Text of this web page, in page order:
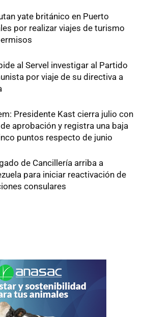
yate británico en Puerto
por realizar viajes de turismo
al Servel investigar al Partido
por viaje de su directiva a
Presidente Kast cierra julio con
aprobación y registra una baja
puntos respecto de junio
de Cancillería arriba a
para iniciar reactivación de
consulares